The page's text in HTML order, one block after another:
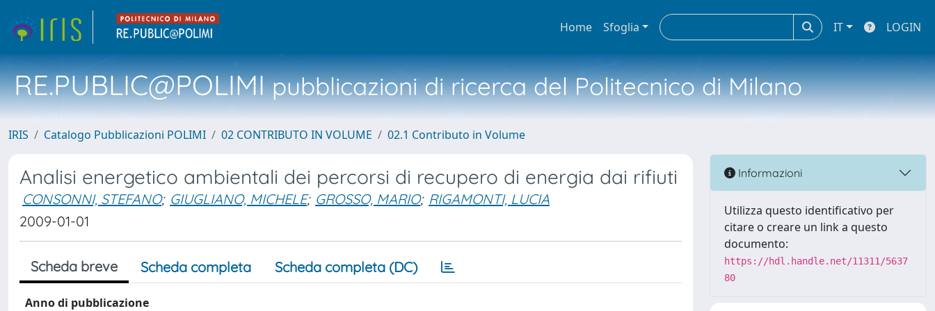
Home Sfoglia IT LOGIN
RE.PUBLIC@POLIMIpubblicazioni di ricerca del Politecnico di Milano
IRIS Catalogo Pubblicazioni POLIMI 02 CONTRIBUTO IN VOLUME 02.1 Contributo in Volume
Analisi energetico ambientali dei percorsi di recupero di energia dai rifiuti
CONSONNI, STEFANO; GIUGLIANO, MICHELE; GROSSO, MARIO; RIGAMONTI, LUCIA
2009-01-01
Scheda breve Scheda completa Scheda completa (DC)
Anno di pubblicazione
Informazioni
Utilizza questo identificativo per
citare o creare un link a questo
documento:
https://hdl.handle.net/11311/5637
80